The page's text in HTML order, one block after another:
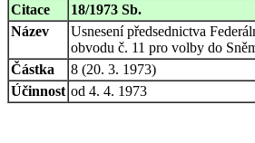
Citace
18/1973 Sb.
Název
Usnesení předsednictva
obvodu č. 11 pro volby do
Částka
8 (20. 3. 1973)
Účinnost od 4. 4. 1973